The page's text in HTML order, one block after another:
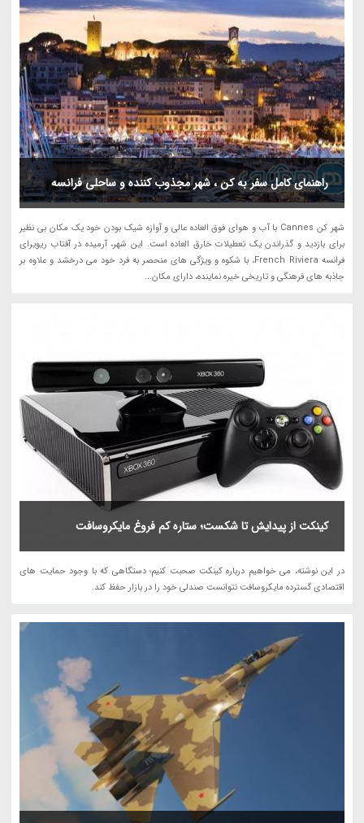
راهنمای کامل سفر به کن ، شهر مجذوب کننده و ساحلی فرانسه
شهر کن Cannes با آب و هوای فوق العاده عالی و آوازه شیک بودن خود یک مکان بی نظیر
برای بازدید و گذراندن یک تعطیلات خارق العاده است. این شهر، آرمیده در آفتاب ریویرای
فرانسه French Riviera، با شکوه و ویژگی های منحصر به فرد خود می درخشد و علاوه بر
جاذبه های فرهنگی و تاریخی خیره نماینده، دارای مکان...
کینکت از پیدایش تا شکست؛ ستاره کم فروغ مایکروسافت
در این نوشته، می خواهیم درباره کینکت صحبت کنیم؛ دستگاهی که با وجود حمایت های
اقتصادی گسترده مایکروسافت نتوانست صندلی خود را در بازار حفظ کند.